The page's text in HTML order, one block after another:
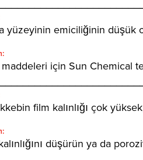
yüzeyinin emiciliğinin düşük
maddeleri için Sun Chemical
film kalınlığı çok
düşürün ya da